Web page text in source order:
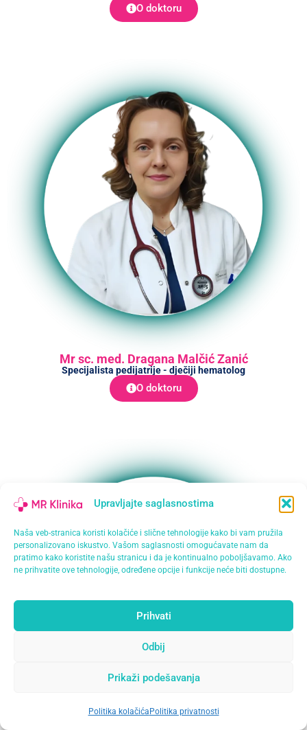
Upravljajte saglasnostima
Naša veb-stranica koristi kolačiće i slične tehnologije kako bi vam pružila
personalizovano iskustvo. Vašom saglasnosti omogućavate nam da
pratimo kako koristite našu stranicu i da je kontinualno poboljšavamo. Ako
ne prihvatite ove tehnologije, određene opcije i funkcije neće biti dostupne.
Prihvati
Odbij
Prikaži podešavanja
Politika kolačića Politika privatnosti
O doktoru
Mr sc. med. Dragana Malčić Zanić
Specijalista pedijatrije - dječiji hematolog
O doktoru